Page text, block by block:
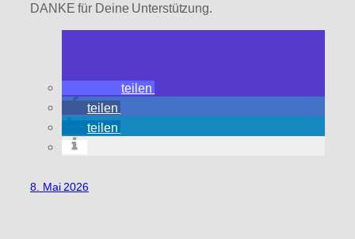
DANKE für Deine Unterstützung.
teilen
teilen
teilen
8. Mai 2026